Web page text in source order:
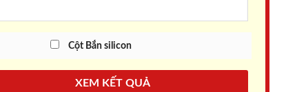
Cột Bắn silicon
XEM KẾT QUẢ